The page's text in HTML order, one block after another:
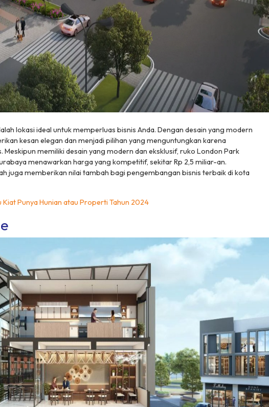
lokasi ideal untuk memperluas bisnis Anda. Dengan desain yang modern
kesan elegan dan menjadi pilihan yang menguntungkan karena
Meskipun memiliki desain yang modern dan eksklusif, ruko London Park
menawarkan harga yang kompetitif, sekitar Rp 2,5 miliar-an.
juga memberikan nilai tambah bagi pengembangan bisnis terbaik di kota
Kiat Punya Hunian atau Properti Tahun 2024